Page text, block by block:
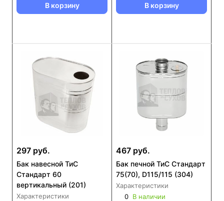
В корзину В корзину
297 руб.
Бак навесной ТиС
Стандарт 60
вертикальный (201)
Характеристики
467 руб.
Бак печной ТиС Стандарт
75(70), D115/115 (304)
Характеристики
0 В наличии